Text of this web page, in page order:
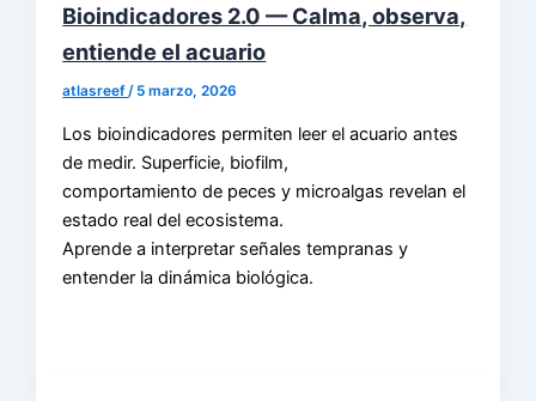
Bioindicadores 2.0 — Calma, observa,
entiende el acuario
atlasreef/ 5 marzo, 2026
Los bioindicadores permiten leer el acuario antes
de medir. Superficie, biofilm,
comportamiento de peces y microalgas revelan el
estado real del ecosistema.
Aprende a interpretar señales tempranas y
entender la dinámica biológica.